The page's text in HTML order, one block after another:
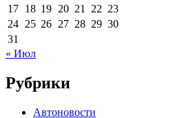
17 18 19 20 21 22 23
24 25 26 27 28 29 30
31
« Июл
Рубрики
Автоновости